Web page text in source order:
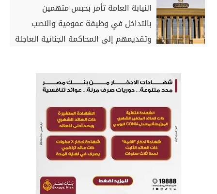
النيابة العامة تأمر بحبس متهمين
بالتداخل في وظيفة عمومية والنصب
وتقديمهم إلى المحاكمة الجنائية العاجلة